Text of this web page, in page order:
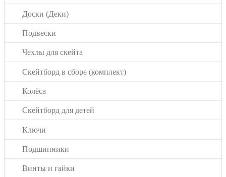
Доски (Деки)
Подвески
Чехлы для скейта
Скейтборд в сборе (комплект)
Колёса
Скейтборд для детей
Ключи
Подшипники
Винты и гайки